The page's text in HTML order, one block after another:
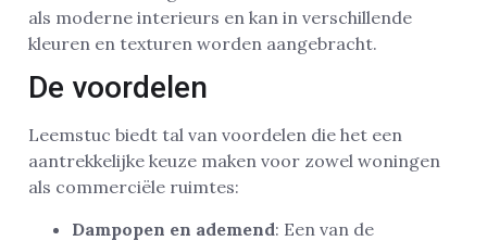
als moderne interieurs en kan in verschillende
kleuren en texturen worden aangebracht.
De voordelen
Leemstuc biedt tal van voordelen die het een
aantrekkelijke keuze maken voor zowel woningen
als commerciële ruimtes:
Dampopen en ademend: Een van de